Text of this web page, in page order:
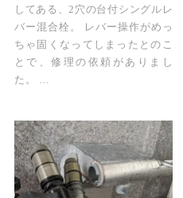
してある、2穴の台付シングルレ
バー混合栓。 レバー操作がめっ
ちゃ固くなってしまったとのこ
とで、修理の依頼がありまし
た。 …